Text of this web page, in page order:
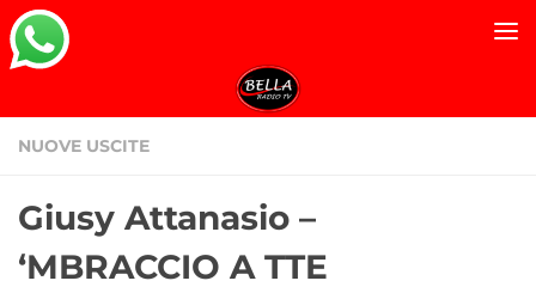
Salta al contenuto
NUOVE USCITE
Giusy Attanasio –
‘MBRACCIO A TTE